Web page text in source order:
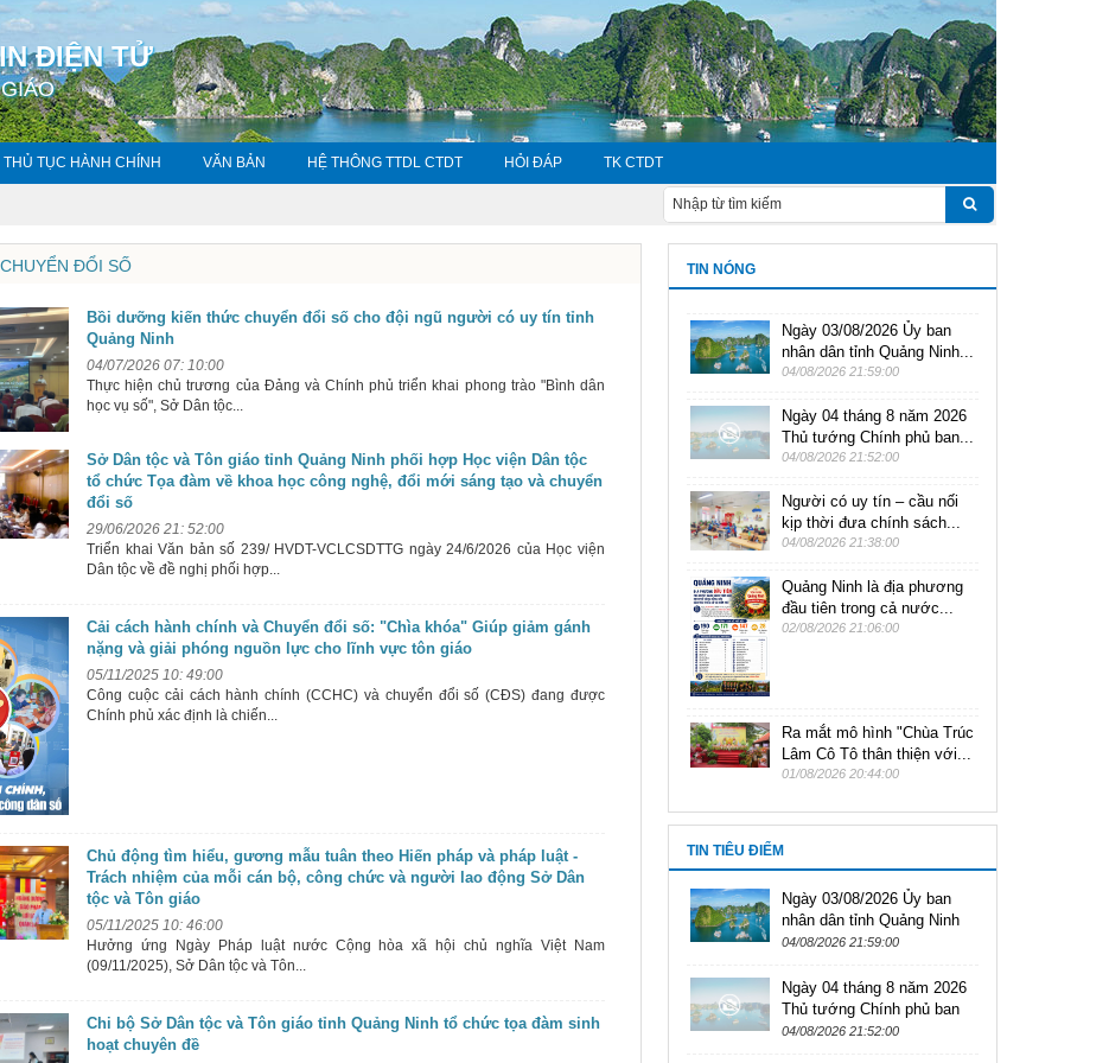
ĐIỆN TỬ
THỦ TỤC HÀNH CHÍNH VĂN BẢN HỆ THÔNG TTDL CTDT HỎI ĐÁP TK CTDT
CHUYỂN ĐỔI SỐ
Bồi dưỡng kiến thức chuyển đổi số cho đội ngũ người có uy tín tỉnh
Quảng Ninh
04/07/2026 07: 10:00
Thực hiện chủ trương của Đảng và Chính phủ triển khai phong trào "Bình dân
học vụ số", Sở Dân tộc...
Sở Dân tộc và Tôn giáo tỉnh Quảng Ninh phối hợp Học viện Dân tộc
tổ chức Tọa đàm về khoa học công nghệ, đổi mới sáng tạo và chuyển
đổi số
29/06/2026 21: 52:00
Triển khai Văn bản số 239/ HVDT-VCLCSDTTG ngày 24/6/2026 của Học viện
Dân tộc về đề nghị phối hợp...
Cải cách hành chính và Chuyển đổi số: "Chìa khóa" Giúp giảm gánh
nặng và giải phóng nguồn lực cho lĩnh vực tôn giáo
05/11/2025 10: 49:00
Công cuộc cải cách hành chính (CCHC) và chuyển đổi số (CĐS) đang được
Chính phủ xác định là chiến...
Chủ động tìm hiểu, gương mẫu tuân theo Hiến pháp và pháp luật -
Trách nhiệm của mỗi cán bộ, công chức và người lao động Sở Dân
tộc và Tôn giáo
05/11/2025 10: 46:00
Hưởng ứng Ngày Pháp luật nước Cộng hòa xã hội chủ nghĩa Việt Nam
(09/11/2025), Sở Dân tộc và Tôn...
Chi bộ Sở Dân tộc và Tôn giáo tỉnh Quảng Ninh tổ chức tọa đàm sinh
hoạt chuyên đề
TIN NÓNG
Ngày 03/08/2026 Ủy ban
nhân dân tỉnh Quảng Ninh...
04/08/2026 21:59:00
Ngày 04 tháng 8 năm 2026
Thủ tướng Chính phủ ban...
04/08/2026 21:52:00
Người có uy tín – cầu nối
kịp thời đưa chính sách...
04/08/2026 21:38:00
Quảng Ninh là địa phương
đầu tiên trong cả nước...
02/08/2026 21:06:00
Ra mắt mô hình "Chùa Trúc
Lâm Cô Tô thân thiện với...
01/08/2026 20:44:00
TIN TIÊU ĐIỂM
Ngày 03/08/2026 Ủy ban
nhân dân tỉnh Quảng Ninh
ban hành văn bản số
04/08/2026 21:59:00
Ngày 04 tháng 8 năm 2026
Thủ tướng Chính phủ ban
hành Nghị định Số:
04/08/2026 21:52:00